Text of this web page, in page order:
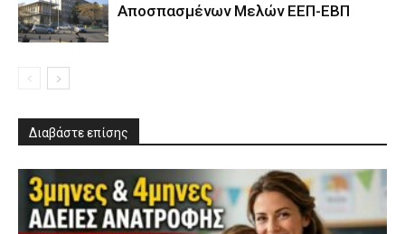
Αποσπασμένων Μελών ΕΕΠ-ΕΒΠ
Διαβάστε επίσης